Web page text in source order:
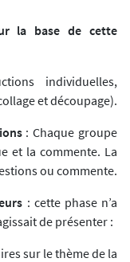
la base de cette
individuelles,
et découpage).
: Chaque groupe
et la commente. La
ou commente.
: cette phase n’a
de présenter :
sur le thème de la